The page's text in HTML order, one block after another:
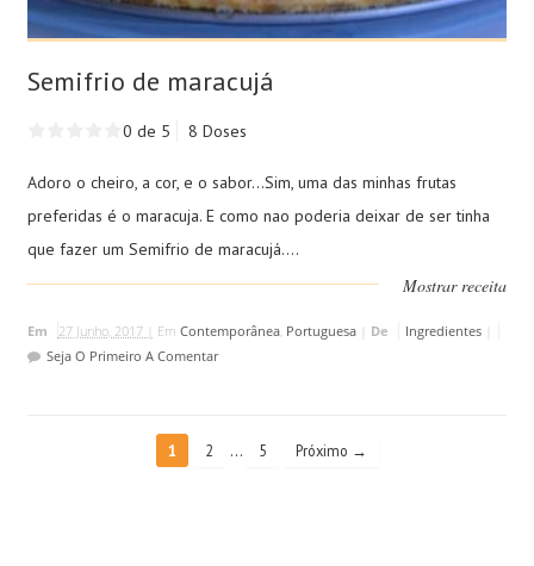
Semifrio de maracujá
0 de 5 8 Doses
Adoro o cheiro, a cor, e o sabor...Sim, uma das minhas frutas
preferidas é o maracuja. E como nao poderia deixar de ser tinha
que fazer um Semifrio de maracujá....
Mostrar receita
Em 27 Junho, 2017 | Em Contemporânea, Portuguesa| De Ingredientes|
Seja O Primeiro A Comentar
1 2 … 5 Próximo →